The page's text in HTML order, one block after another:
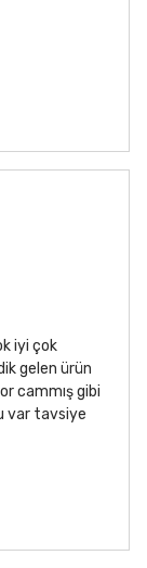
iyi çok
gelen ürün
cammış gibi
var tavsiye